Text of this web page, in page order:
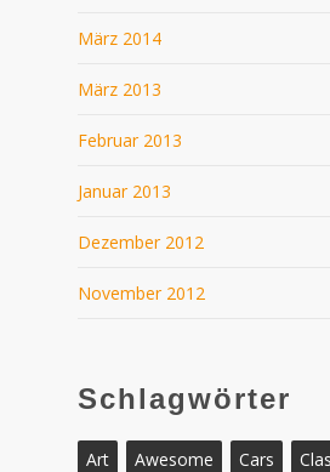
März 2014
März 2013
Februar 2013
Januar 2013
Dezember 2012
November 2012
Schlagwörter
Art Awesome Cars